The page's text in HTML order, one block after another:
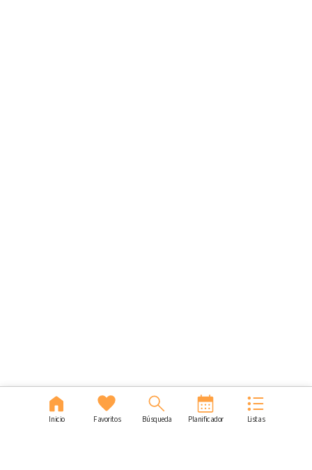
Inicio Favoritos Búsqueda Planificador Listas